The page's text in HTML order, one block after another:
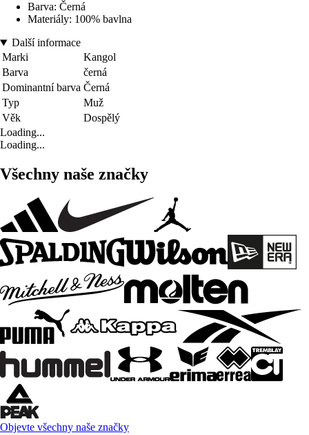
Barva: Černá
Materiály: 100% bavlna
Další informace
Marki
Kangol
Barva
černá
Dominantní barva Černá
Typ
Muž
Věk
Dospělý
Loading...
Loading...
Všechny naše značky
Objevte všechny naše značky